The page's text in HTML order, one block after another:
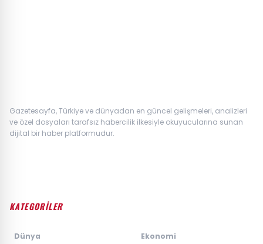
Gazetesayfa, Türkiye ve dünyadan en güncel gelişmeleri, analizleri
ve özel dosyaları tarafsız habercilik ilkesiyle okuyucularına sunan
dijital bir haber platformudur.
KATEGORİLER
Dünya
Ekonomi